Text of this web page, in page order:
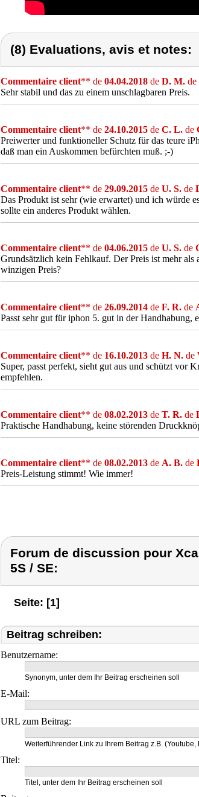
(8) Evaluations, avis et notes:
Commentaire client** de 04.04.2018 de D. M. de
Sehr stabil und das zu einem unschlagbaren Preis.
Commentaire client** de 24.10.2015 de C. L. de
Preiwerter und funktioneller Schutz für das teure
daß man ein Auskommen befürchten muß. ;-)
Commentaire client** de 29.09.2015 de U. S. de
Das Produkt ist sehr (wie erwartet) und ich würde
sollte ein anderes Produkt wählen.
Commentaire client** de 04.06.2015 de U. S. de
Grundsätzlich kein Fehlkauf. Der Preis ist mehr als
winzigen Preis?
Commentaire client** de 26.09.2014 de F. R. de
Passt sehr gut für iphon 5. gut in der Handhabung,
Commentaire client** de 16.10.2013 de H. N. de
Super, passt perfekt, sieht gut aus und schützt vor
empfehlen.
Commentaire client** de 08.02.2013 de T. R. de
Praktische Handhabung, keine störenden
Commentaire client** de 08.02.2013 de A. B. de
Preis-Leistung stimmt! Wie immer!
Forum de discussion pour
5S / SE:
Seite: [1]
Beitrag schreiben:
Benutzername:
Synonym, unter dem Ihr Beitrag erscheinen soll
E-Mail:
URL zum Beitrag:
Weiterführender Link zu Ihrem Beitrag z.B.
Titel:
Titel, unter dem Ihr Beitrag erscheinen soll